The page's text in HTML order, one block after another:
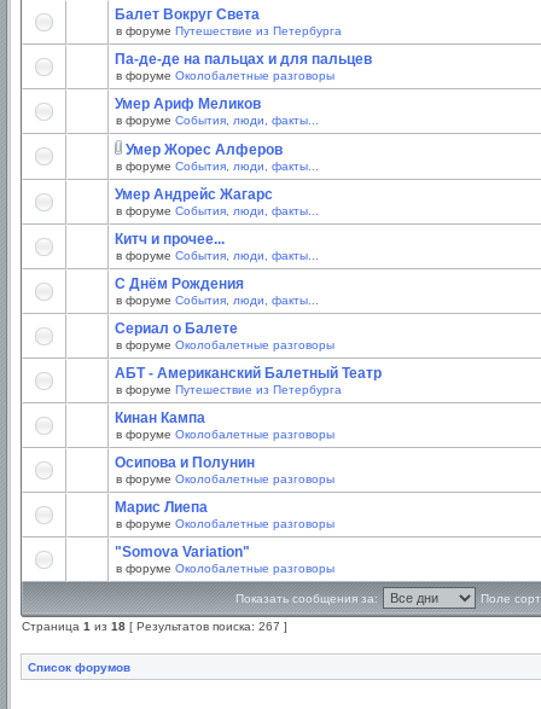
Балет Вокруг Света
в форуме Путешествие из Петербурга
Па-де-де на пальцах и для пальцев
в форуме Околобалетные разговоры
Умер Ариф Меликов
в форуме События, люди, факты...
Умер Жорес Алферов
в форуме События, люди, факты...
Умер Андрейс Жагарс
в форуме События, люди, факты...
Китч и прочее...
в форуме События, люди, факты...
С Днём Рождения
в форуме События, люди, факты...
Сериал о Балете
в форуме Околобалетные разговоры
АБТ - Американский Балетный Театр
в форуме Путешествие из Петербурга
Кинан Кампа
в форуме Околобалетные разговоры
Осипова и Полунин
в форуме Околобалетные разговоры
Марис Лиепа
в форуме Околобалетные разговоры
"Somova Variation"
в форуме Околобалетные разговоры
Показать сообщения за: Поле
Страница 1 из 18 [ Результатов поиска: 267 ]
Список форумов